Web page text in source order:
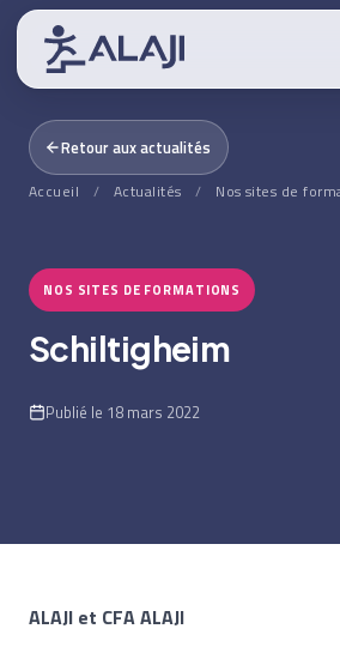
Retour aux actualités
Accueil / Actualités / Nos sites de
NOS SITES DE FORMATIONS
Schiltigheim
Publié le 18 mars 2022
ALAJI et CFA ALAJI